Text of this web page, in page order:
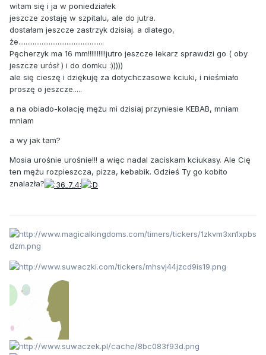
witam się i ja w poniedziałek
jeszcze zostaję w szpitalu, ale do jutra.
dostałam jeszcze zastrzyk dzisiaj. a dlatego,
że................................................
Pęcherzyk ma 16 mm!!!!!!!!!!jutro jeszcze lekarz sprawdzi go ( oby
jeszcze urósł ) i do domku :)))))
ale się cieszę i dziękuję za dotychczasowe kciuki, i nieśmiało
proszę o jeszcze.....
a na obiado-kolację mężu mi dzisiaj przyniesie KEBAB, mniam
mniam
a wy jak tam?
Mosia urośnie urośnie!!! a więc nadal zaciskam kciukasy. Ale Cię
ten mężu rozpieszcza, pizza, kebabik. Gdzieś Ty go kobito
znalazła?